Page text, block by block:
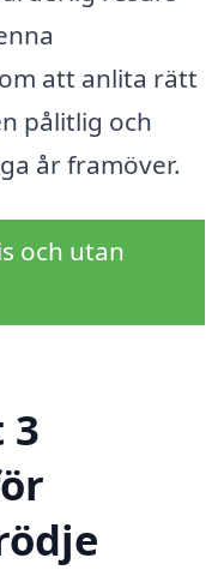
att anlita rätt
pålitlig och
år framöver.
och utan
3